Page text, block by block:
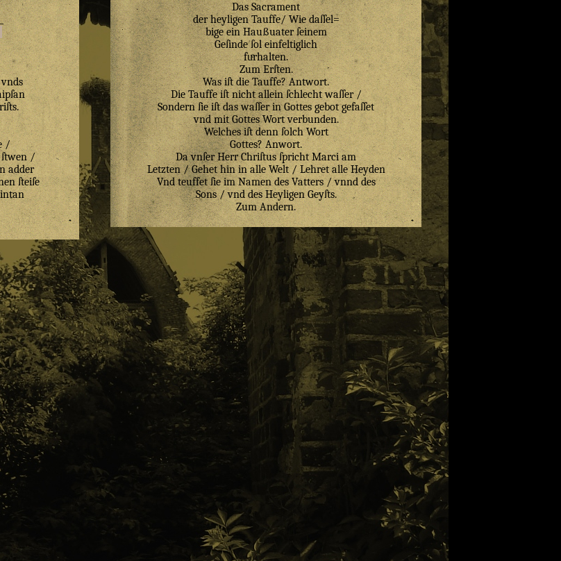
vnds
.
/
ſtwen/
adder
ſteiſe
Das Sacrament
der heyligen Tauffe/ Wie daſſel=
bige ein Haußuater ſeinem
Geſinde ſol einfeltiglich
fuͤrhalten.
Zum Erſten.
Was iſt die Tauffe? Antwort.
Die Tauffe iſt nicht allein ſchlecht waſſer /
Sondern ſie iſt das waſſer in Gottes gebot gefaſſet
vnd mit Gottes Wort verbunden.
Welches iſt denn ſolch Wort
Gottes? Anwort.
Da vnſer Herr Chriſtus ſpricht Marci am
Letzten / Gehet hin in alle Welt / Lehret alle Heyden
Vnd teuffet ſie im Namen des Vatters / vnnd des
Sons / vnd des Heyligen Geyſts.
Zum Andern.